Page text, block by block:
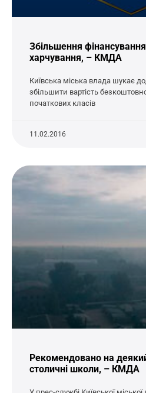
Збільшення
харчування, – КМДА
Київська міська влада шукає
збільшити вартість
початкових класів
11.02.2016
Рекомендовано на
столичні школи, – КМДА